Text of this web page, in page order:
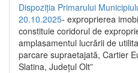
Dispoziția Primarului
20.10.2025- exproprierea
constituie coridorul de
amplasamentul lucrării de
parcare supraetajată, Cartier
Slatina, Județul Olt”